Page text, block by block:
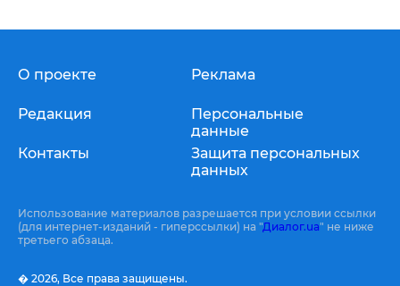
О проекте
Редакция
Контакты
Реклама
Персональные
данные
Защита персональных
данных
Использование материалов разрешается при условии ссылки
(для интернет-изданий - гиперссылки) на "Диалог.ua" не ниже
третьего абзаца.
� 2026, Все права защищены.